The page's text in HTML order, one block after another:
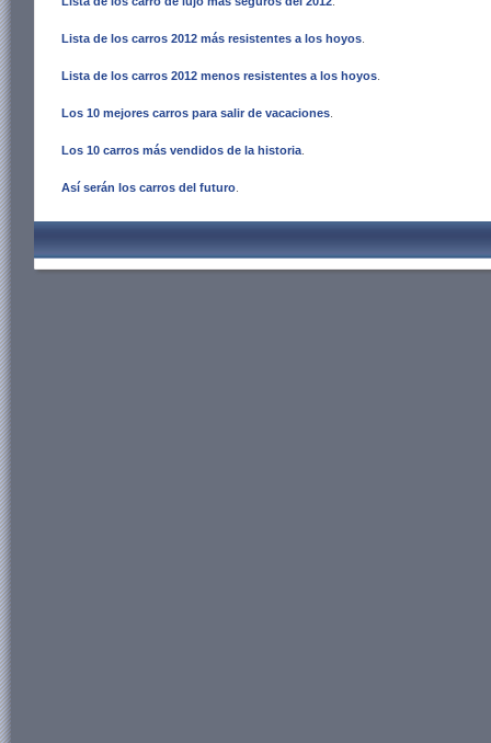
Lista de los carros 2012 más resistentes a los hoyos
Lista de los carros 2012 menos resistentes a los hoyos
Los 10 mejores carros para salir de vacaciones
Los 10 carros más vendidos de la historia
Así serán los carros del futuro